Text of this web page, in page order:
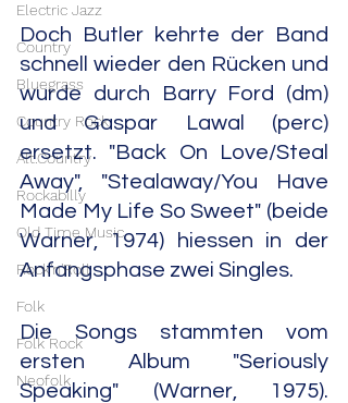
Electric Jazz
Country
Bluegrass
Country Rock
Alt.Country
Rockabilly
Old Time Music
Rock'n'Roll
Folk
Folk Rock
Neofolk
Doch Butler kehrte der Band
schnell wieder den Rücken und
wurde durch Barry Ford (dm)
und Gaspar Lawal (perc)
ersetzt. "Back On Love/Steal
Away", "Stealaway/You Have
Made My Life So Sweet" (beide
Warner, 1974) hiessen in der
Anfangsphase zwei Singles.
Die Songs stammten vom
ersten Album "Seriously
Speaking" (Warner, 1975).